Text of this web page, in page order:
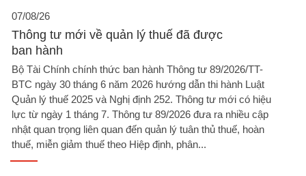
07/08/26
Thông tư mới về quản lý thuế đã được
ban hành
Bộ Tài Chính chính thức ban hành Thông tư 89/2026/TT-
BTC ngày 30 tháng 6 năm 2026 hướng dẫn thi hành Luật
Quản lý thuế 2025 và Nghị định 252. Thông tư mới có hiệu
lực từ ngày 1 tháng 7. Thông tư 89/2026 đưa ra nhiều cập
nhật quan trọng liên quan đến quản lý tuân thủ thuế, hoàn
thuế, miễn giảm thuế theo Hiệp định, phân...